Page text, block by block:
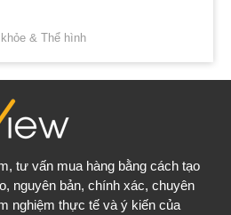
& Thể hình
tư vấn mua hàng bằng cách tạo
nguyên bản, chính xác, chuyên
nghiệm thực tế và ý kiến của